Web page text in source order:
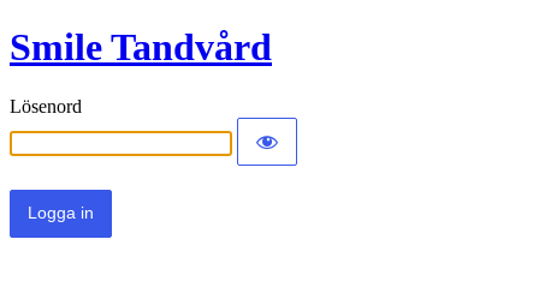
Smile Tandvård
Lösenord